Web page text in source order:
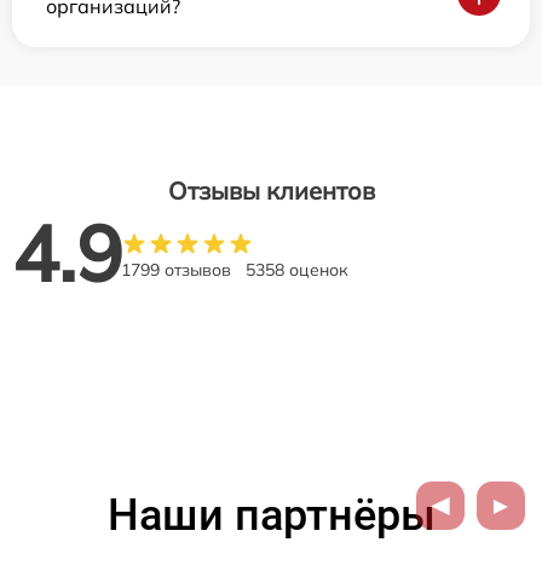
организаций?
Отзывы клиентов
4.91799 отзывов 5358 оценок
Наши партнёры